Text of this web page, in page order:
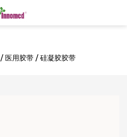
/医用胶带 /硅凝胶胶带